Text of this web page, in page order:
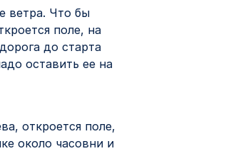
ветра. Что бы
поле, на
до старта
оставить ее на
откроется поле,
около часовни и